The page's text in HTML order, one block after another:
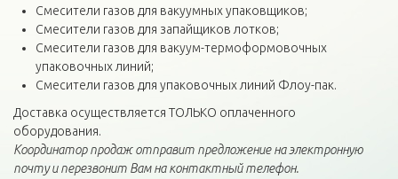
Смесители газов для вакуумных упаковщиков;
Смесители газов для запайщиков лотков;
Смесители газов для вакуум-термоформовочных
упаковочных линий;
Смесители газов для упаковочных линий Флоу-пак.
Доставка осуществляется ТОЛЬКО оплаченного
оборудования.
Координатор продаж отправит предложение на электронную
почту и перезвонит Вам на контактный телефон.